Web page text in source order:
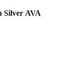
Silver AVA